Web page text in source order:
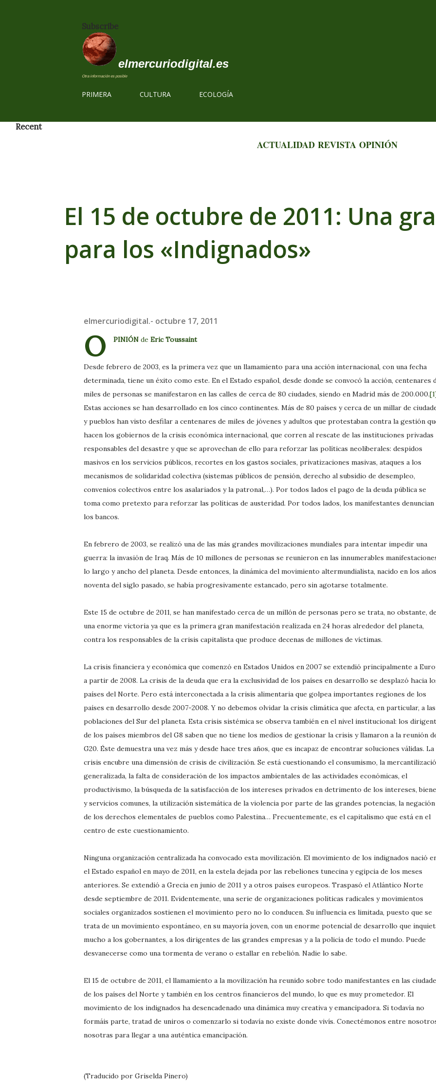
Subscribe
elmercuriodigital.es
Otra información es posible
PRIMERA CULTURA ECOLOGÍA
Recent
ACTUALIDAD REVISTA OPINIÓN
El 15 de octubre de 2011: Una
para los «Indignados»
elmercuriodigital.- octubre 17, 2011
O PINIÓN de Eric Toussaint
Desde febrero de 2003, es la primera vez que un llamamiento para una acción internacional, con una fecha
determinada, tiene un éxito como este. En el Estado español, desde donde se convocó la acción, centenares
miles de personas se manifestaron en las calles de cerca de 80 ciudades, siendo en Madrid más de 200.000.
Estas acciones se han desarrollado en los cinco continentes. Más de 80 países y cerca de un millar de
y pueblos han visto desfilar a centenares de miles de jóvenes y adultos que protestaban contra la gestión
hacen los gobiernos de la crisis económica internacional, que corren al rescate de las instituciones privadas
responsables del desastre y que se aprovechan de ello para reforzar las políticas neoliberales: despidos
masivos en los servicios públicos, recortes en los gastos sociales, privatizaciones masivas, ataques a los
mecanismos de solidaridad colectiva (sistemas públicos de pensión, derecho al subsidio de desempleo,
convenios colectivos entre los asalariados y la patronal,…). Por todos lados el pago de la deuda pública se
toma como pretexto para reforzar las políticas de austeridad. Por todos lados, los manifestantes denuncian
los bancos.
En febrero de 2003, se realizó una de las más grandes movilizaciones mundiales para intentar impedir una
guerra: la invasión de Iraq. Más de 10 millones de personas se reunieron en las innumerables
lo largo y ancho del planeta. Desde entonces, la dinámica del movimiento altermundialista, nacido en los años
noventa del siglo pasado, se había progresivamente estancado, pero sin agotarse totalmente.
Este 15 de octubre de 2011, se han manifestado cerca de un millón de personas pero se trata, no obstante, de
una enorme victoria ya que es la primera gran manifestación realizada en 24 horas alrededor del planeta,
contra los responsables de la crisis capitalista que produce decenas de millones de víctimas.
La crisis financiera y económica que comenzó en Estados Unidos en 2007 se extendió principalmente a
a partir de 2008. La crisis de la deuda que era la exclusividad de los países en desarrollo se desplazó hacia
países del Norte. Pero está interconectada a la crisis alimentaria que golpea importantes regiones de los
países en desarrollo desde 2007-2008. Y no debemos olvidar la crisis climática que afecta, en particular, a las
poblaciones del Sur del planeta. Esta crisis sistémica se observa también en el nivel institucional: los
de los países miembros del G8 saben que no tiene los medios de gestionar la crisis y llamaron a la reunión
G20. Éste demuestra una vez más y desde hace tres años, que es incapaz de encontrar soluciones válidas. La
crisis encubre una dimensión de crisis de civilización. Se está cuestionando el consumismo, la
generalizada, la falta de consideración de los impactos ambientales de las actividades económicas, el
productivismo, la búsqueda de la satisfacción de los intereses privados en detrimento de los intereses,
y servicios comunes, la utilización sistemática de la violencia por parte de las grandes potencias, la negación
de los derechos elementales de pueblos como Palestina… Frecuentemente, es el capitalismo que está en el
centro de este cuestionamiento.
Ninguna organización centralizada ha convocado esta movilización. El movimiento de los indignados nació
el Estado español en mayo de 2011, en la estela dejada por las rebeliones tunecina y egipcia de los meses
anteriores. Se extendió a Grecia en junio de 2011 y a otros países europeos. Traspasó el Atlántico Norte
desde septiembre de 2011. Evidentemente, una serie de organizaciones políticas radicales y movimientos
sociales organizados sostienen el movimiento pero no lo conducen. Su influencia es limitada, puesto que se
trata de un movimiento espontáneo, en su mayoría joven, con un enorme potencial de desarrollo que
mucho a los gobernantes, a los dirigentes de las grandes empresas y a la policía de todo el mundo. Puede
desvanecerse como una tormenta de verano o estallar en rebelión. Nadie lo sabe.
El 15 de octubre de 2011, el llamamiento a la movilización ha reunido sobre todo manifestantes en las
de los países del Norte y también en los centros financieros del mundo, lo que es muy prometedor. El
movimiento de los indignados ha desencadenado una dinámica muy creativa y emancipadora. Si todavía no
formáis parte, tratad de uniros o comenzarlo si todavía no existe donde vivís. Conectémonos entre
nosotras para llegar a una auténtica emancipación.
(Traducido por Griselda Pinero)